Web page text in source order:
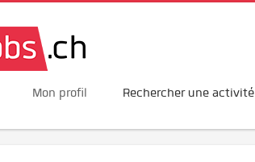
Mon profil Rechercher une activité